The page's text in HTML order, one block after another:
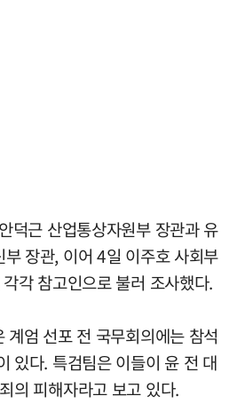
덕근 산업통상자원부 장관과 유
장관, 이어 4일 이주호 사회부
각 참고인으로 불러 조사했다.
계엄 선포 전 국무회의에는 참석
있다. 특검팀은 이들이 윤 전 대
의 피해자라고 보고 있다.